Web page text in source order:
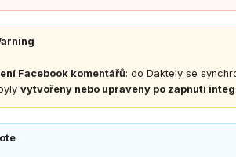
Facebook komentářů: do Daktely se
vytvořeny nebo upraveny po zapnutí